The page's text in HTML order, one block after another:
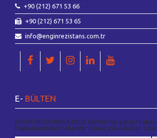
+90 (212) 671 53 66
+90 (212) 671 53 65
info@enginrezistans.com.tr
E- BÜLTEN
ENGİN REZİSTANS KABLO SANAYİ nin güncel
faaliyetlerinden haberdar olmak için e-bülten